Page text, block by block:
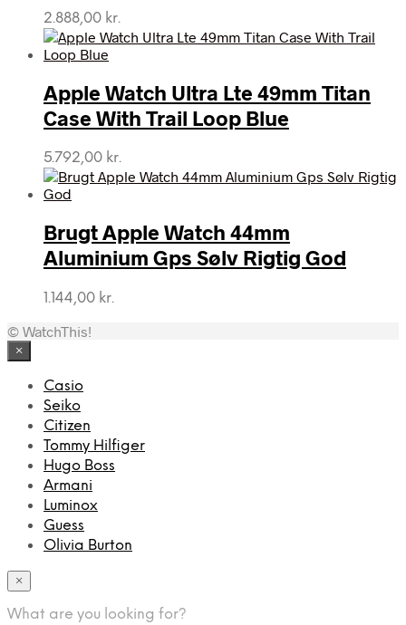
2.888,00 kr.
Apple Watch Ultra Lte 49mm Titan
Case With Trail Loop Blue
5.792,00 kr.
Brugt Apple Watch 44mm
Aluminium Gps Sølv Rigtig God
1.144,00 kr.
© WatchThis!
×
Casio
Seiko
Citizen
Tommy Hilfiger
Hugo Boss
Armani
Luminox
Guess
Olivia Burton
×
What are you looking for?